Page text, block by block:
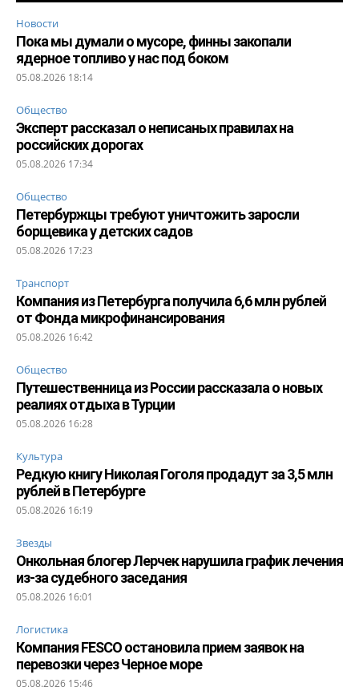
Новости
Пока мы думали о мусоре, финны закопали
ядерное топливо у нас под боком
05.08.2026 18:14
Общество
Эксперт рассказал о неписаных правилах на
российских дорогах
05.08.2026 17:34
Общество
Петербуржцы требуют уничтожить заросли
борщевика у детских садов
05.08.2026 17:23
Транспорт
Компания из Петербурга получила 6,6 млн рублей
от Фонда микрофинансирования
05.08.2026 16:42
Общество
Путешественница из России рассказала о новых
реалиях отдыха в Турции
05.08.2026 16:28
Культура
Редкую книгу Николая Гоголя продадут за 3,5 млн
рублей в Петербурге
05.08.2026 16:19
Звезды
Онкольная блогер Лерчек нарушила график лечения
из-за судебного заседания
05.08.2026 16:01
Логистика
Компания FESCO остановила прием заявок на
перевозки через Черное море
05.08.2026 15:46